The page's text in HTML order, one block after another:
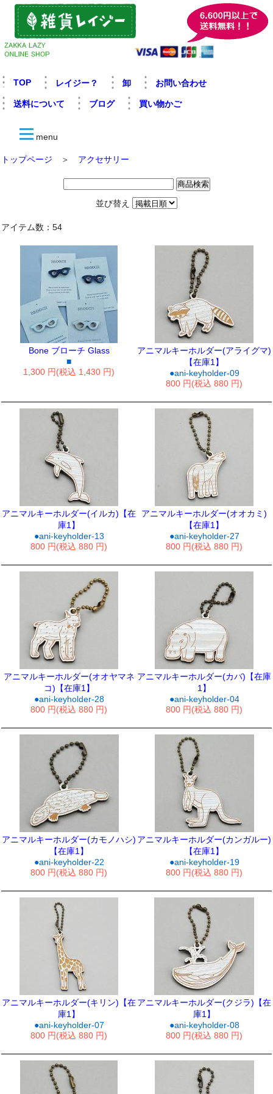
TOP レイジー？ 卸 お問い合わせ
送料について ブログ 買い物かご
menu
トップページ ＞ アクセサリー
並び替え
アイテム数：54
Bone ブローチ Glass
■
1,300 円(税込 1,430 円)
アニマルキーホルダー(アライグマ)
【在庫1】
●ani-keyholder-09
800 円(税込 880 円)
アニマルキーホルダー(イルカ)【在
庫1】
●ani-keyholder-13
800 円(税込 880 円)
アニマルキーホルダー(オオカミ)
【在庫1】
●ani-keyholder-27
800 円(税込 880 円)
アニマルキーホルダー(オオヤマネ
コ)【在庫1】
●ani-keyholder-28
800 円(税込 880 円)
アニマルキーホルダー(カバ)【在庫
1】
●ani-keyholder-04
800 円(税込 880 円)
アニマルキーホルダー(カモノハシ)
【在庫1】
●ani-keyholder-22
800 円(税込 880 円)
アニマルキーホルダー(カンガルー)
【在庫1】
●ani-keyholder-19
800 円(税込 880 円)
アニマルキーホルダー(キリン)【在
庫1】
●ani-keyholder-07
800 円(税込 880 円)
アニマルキーホルダー(クジラ)【在
庫1】
●ani-keyholder-08
800 円(税込 880 円)